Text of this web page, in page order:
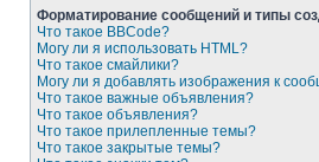
Форматирование сообщений и типы
Что такое BBCode?
Могу ли я использовать HTML?
Что такое смайлики?
Могу ли я добавлять изображения к
Что такое важные объявления?
Что такое объявления?
Что такое прилепленные темы?
Что такое закрытые темы?